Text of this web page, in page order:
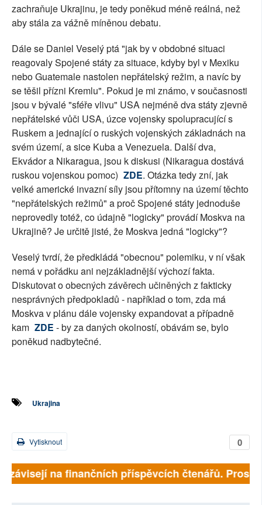
zachraňuje Ukrajinu, je tedy poněkud méně reálná, než
aby stála za vážně míněnou debatu.
Dále se Daniel Veselý ptá "jak by v obdobné situaci
reagovaly Spojené státy za situace, kdyby byl v Mexiku
nebo Guatemale nastolen nepřátelský režim, a navíc by
se těšil přízni Kremlu". Pokud je mi známo, v současnosti
jsou v bývalé "sféře vlivu" USA nejméně dva státy zjevně
nepřátelské vůči USA, úzce vojensky spolupracující s
Ruskem a jednající o ruských vojenských základnách na
svém území, a sice Kuba a Venezuela. Další dva,
Ekvádor a Nikaragua, jsou k diskusi (Nikaragua dostává
ruskou vojenskou pomoc) ZDE. Otázka tedy zní, jak
velké americké invazní síly jsou přítomny na území těchto
"nepřátelských režimů" a proč Spojené státy jednoduše
neprovedly totéž, co údajně "logicky" provádí Moskva na
Ukrajině? Je určitě jisté, že Moskva jedná "logicky"?
Veselý tvrdí, že předkládá "obecnou" polemiku, v ní však
nemá v pořádku ani nejzákladnější výchozí fakta.
Diskutovat o obecných závěrech učiněných z fakticky
nesprávných předpokladů - například o tom, zda má
Moskva v plánu dále vojensky expandovat a případně
kam ZDE - by za daných okolností, obávám se, bylo
poněkud nadbytečné.
Ukrajina
0
Vytisknout
na finančních příspěvcích čtenářů.